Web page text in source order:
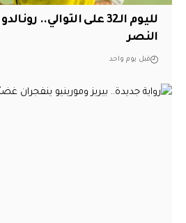
لليوم الـ32 على
النصر
قبل يوم واحد